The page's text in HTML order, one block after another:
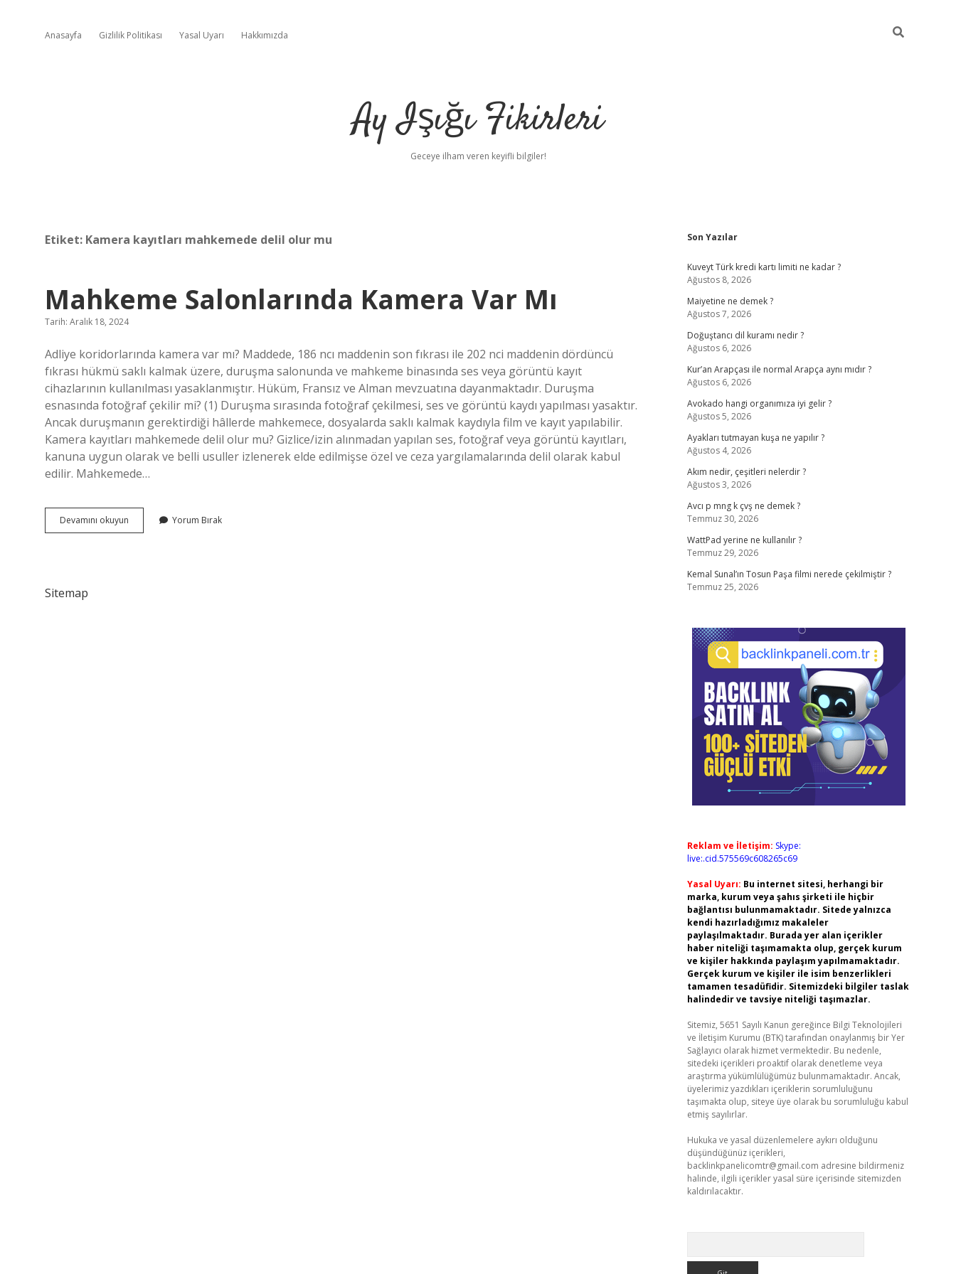
Anasayfa Gizlilik Politikası Yasal Uyarı Hakkımızda
Ay Işığı Fikirleri
Geceye ilham veren keyifli bilgiler!
Etiket: Kamera kayıtları mahkemede delil olur mu
Mahkeme Salonlarında Kamera Var Mı
Tarih: Aralık 18, 2024
Adliye koridorlarında kamera var mı? Maddede, 186 ncı maddenin son fıkrası ile 202 nci maddenin dördüncü
fıkrası hükmü saklı kalmak üzere, duruşma salonunda ve mahkeme binasında ses veya görüntü kayıt
cihazlarının kullanılması yasaklanmıştır. Hüküm, Fransız ve Alman mevzuatına dayanmaktadır. Duruşma
esnasında fotoğraf çekilir mi? (1) Duruşma sırasında fotoğraf çekilmesi, ses ve görüntü kaydı yapılması yasaktır.
Ancak duruşmanın gerektirdiği hâllerde mahkemece, dosyalarda saklı kalmak kaydıyla film ve kayıt yapılabilir.
Kamera kayıtları mahkemede delil olur mu? Gizlice/izin alınmadan yapılan ses, fotoğraf veya görüntü kayıtları,
kanuna uygun olarak ve belli usuller izlenerek elde edilmişse özel ve ceza yargılamalarında delil olarak kabul
edilir. Mahkemede…
Devamını okuyun Mahkeme
Salonlarında
Yorum Bırak
Sitemap
Sidebar
Son Yazılar
Kuveyt Türk kredi kartı limiti ne kadar ?
Ağustos 8, 2026
Maiyetine ne demek ?
Ağustos 7, 2026
Doğuştancı dil kuramı nedir ?
Ağustos 6, 2026
Kur’an Arapçası ile normal Arapça aynı mıdır ?
Ağustos 6, 2026
Avokado hangi organımıza iyi gelir ?
Ağustos 5, 2026
Ayakları tutmayan kuşa ne yapılır ?
Ağustos 4, 2026
Akım nedir, çeşitleri nelerdir ?
Ağustos 3, 2026
Avcı p mng k çvş ne demek ?
Temmuz 30, 2026
WattPad yerine ne kullanılır ?
Temmuz 29, 2026
Kemal Sunal’ın Tosun Paşa filmi nerede çekilmiştir ?
Temmuz 25, 2026
Reklam ve İletişim: Skype:
live:.cid.575569c608265c69
Yasal Uyarı: Bu internet sitesi, herhangi bir
marka, kurum veya şahıs şirketi ile hiçbir
bağlantısı bulunmamaktadır. Sitede yalnızca
kendi hazırladığımız makaleler
paylaşılmaktadır. Burada yer alan içerikler
haber niteliği taşımamakta olup, gerçek kurum
ve kişiler hakkında paylaşım yapılmamaktadır.
Gerçek kurum ve kişiler ile isim benzerlikleri
tamamen tesadüfidir. Sitemizdeki bilgiler taslak
halindedir ve tavsiye niteliği taşımazlar.
Sitemiz, 5651 Sayılı Kanun gereğince Bilgi Teknolojileri
ve İletişim Kurumu (BTK) tarafından onaylanmış bir Yer
Sağlayıcı olarak hizmet vermektedir. Bu nedenle,
sitedeki içerikleri proaktif olarak denetleme veya
araştırma yükümlülüğümüz bulunmamaktadır. Ancak,
üyelerimiz yazdıkları içeriklerin sorumluluğunu
taşımakta olup, siteye üye olarak bu sorumluluğu kabul
etmiş sayılırlar.
Hukuka ve yasal düzenlemelere aykırı olduğunu
düşündüğünüz içerikleri,
backlinkpanelicomtr@gmail.com adresine bildirmeniz
halinde, ilgili içerikler yasal süre içerisinde sitemizden
kaldırılacaktır.